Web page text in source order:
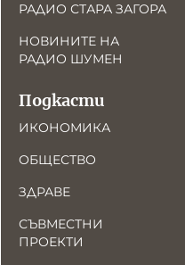
РАДИО СТАРА ЗАГОРА
НОВИНИТЕ НА
РАДИО ШУМЕН
Подкасти
ИКОНОМИКА
ОБЩЕСТВО
ЗДРАВЕ
СЪВМЕСТНИ
ПРОЕКТИ